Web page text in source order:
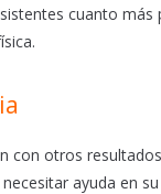
cuanto
con otros
ayuda en